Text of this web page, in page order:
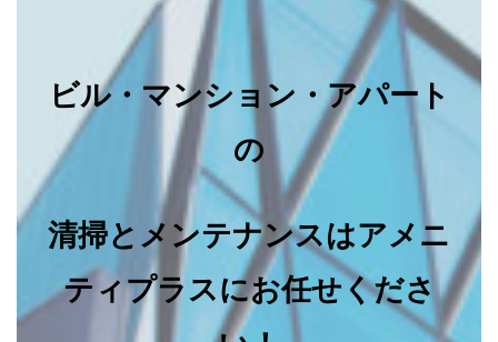
ビル・マンション・アパート
の
清掃とメンテナンスはアメニ
ティプラスにお任せくださ